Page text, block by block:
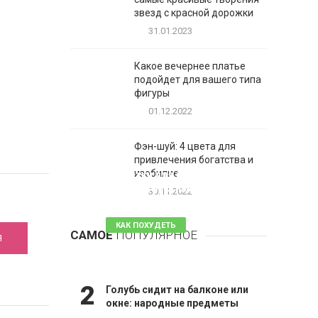
звезд с красной дорожки
31.01.2023
Какое вечернее платье
подойдет для вашего типа
фигуры
01.12.2022
Фэн-шуй: 4 цвета для
привлечения богатства и
изобилие
30.11.2022
САМОЕПОПУЛЯРНОЕ
Таблетки для похудения -
обзор эффективных и
КАК ПОХУДЕТЬ
81 комментарий
2
Голубь сидит на балконе или
окне: народные предметы